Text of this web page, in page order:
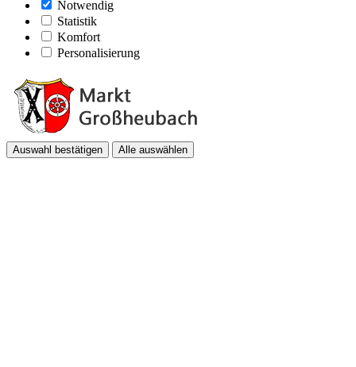
Notwendig
Statistik
Komfort
Personalisierung
Auswahl bestätigen Alle auswählen